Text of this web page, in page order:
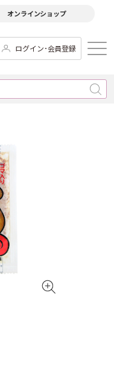
オンラインショップ
ログイン･会員登録